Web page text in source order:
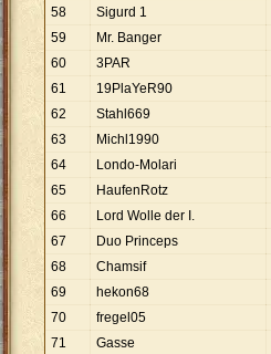
58
Sigurd 1
59
Mr. Banger
60
3PAR
61
19PlaYeR90
62
Stahl669
63
Michl1990
64
Londo-Molari
65
HaufenRotz
66
Lord Wolle der I.
67
Duo Princeps
68
Chamsif
69
hekon68
70
fregel05
71
Gasse